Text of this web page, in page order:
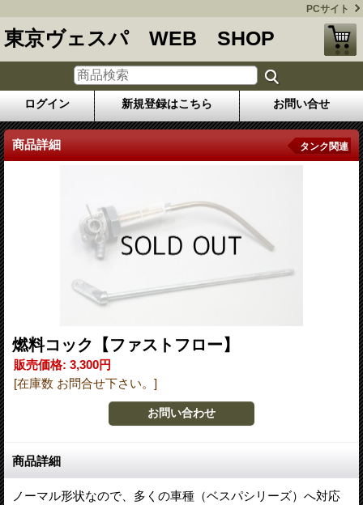
PCサイト
東京ヴェスパ WEB SHOP
ログイン 新規登録はこちら お問い合せ
商品詳細 タンク関連
燃料コック【ファストフロー】
販売価格: 3,300円
[在庫数 お問合せ下さい。]
商品詳細
ノーマル形状なので、多くの車種（ベスパシリーズ）へ対応